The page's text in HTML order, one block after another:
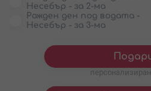
Несебър - за 2-ма
Рожден ден под водата -
Несебър - за 3-ма